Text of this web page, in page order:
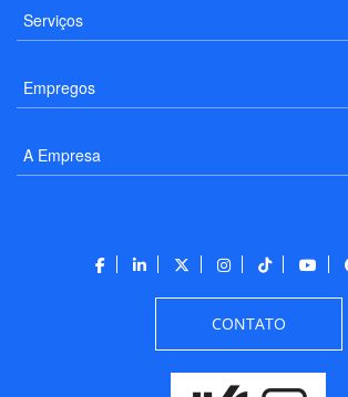
Serviços
Empregos
A Empresa
CONTATO